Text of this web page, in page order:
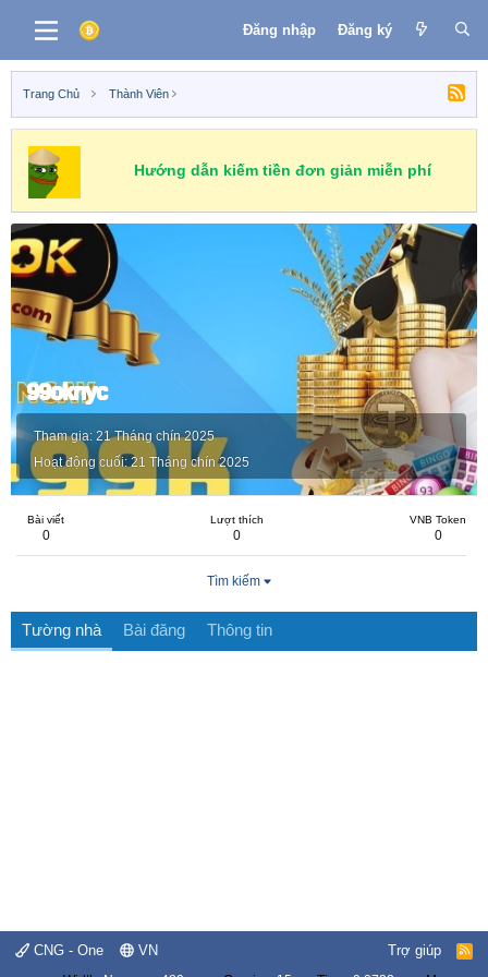
Đăng nhập Đăng ký
Trang Chủ Thành Viên
Hướng dẫn kiếm tiền đơn giản miễn phí
99oknyc
Tham gia 21 Tháng chín 2025
Hoạt động cuối 21 Tháng chín 2025
Bài viết
0
Lượt thích
0
VNB Token
0
Tìm kiếm
Tường nhà Bài đăng Thông tin
CNG - One VN Trợ giúp
R